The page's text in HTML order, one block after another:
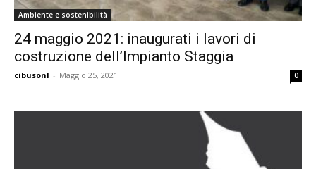
Ambiente e sostenibilità
24 maggio 2021: inaugurati i lavori di
costruzione dell’Impianto Staggia
cibusonl - Maggio 25, 2021 0